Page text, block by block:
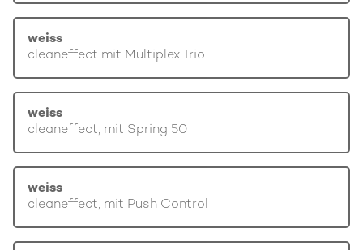
weiss
cleaneffect mit Multiplex Trio
weiss
cleaneffect, mit Spring 50
weiss
cleaneffect, mit Push Control